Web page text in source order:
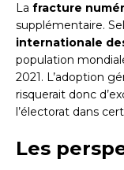
La fracture
supplémentaire.
internationale
population
2021. L’adoption
risquerait donc
l’électorat dans
Les